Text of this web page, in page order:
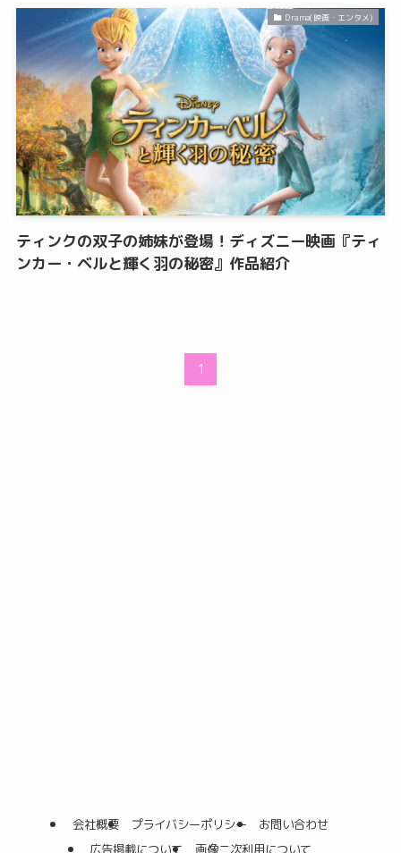
Drama(映画・エンタメ)
ティンクの双子の姉妹が登場！ディズニー映画『ティ
ンカー・ベルと輝く羽の秘密』作品紹介
1
会社概要 プライバシーポリシー
お問い合わせ
広告掲載について
画像二次利用について